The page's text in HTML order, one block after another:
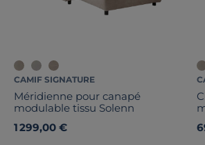
CAMIF SIGNATURE
Méridienne pour canapé
modulable tissu Solenn
1 299,00 €